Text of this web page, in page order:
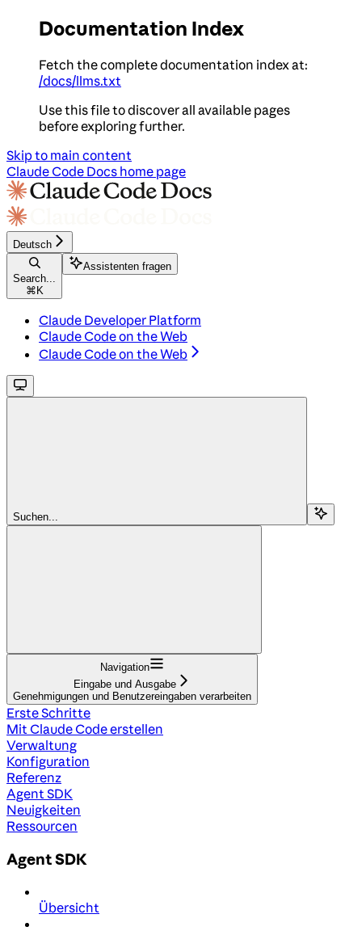
Documentation Index
Fetch the complete documentation index at:
/docs/llms.txt
Use this file to discover all available pages
before exploring further.
Skip to main content
Claude Code Docs home page
Deutsch
Search...
⌘ K
Assistenten fragen
Claude Developer Platform
Claude Code on the Web
Claude Code on the Web
Suchen...
Navigation
Eingabe und Ausgabe
Genehmigungen und Benutzereingaben verarbeiten
Erste Schritte
Mit Claude Code erstellen
Verwaltung
Konfiguration
Referenz
Agent SDK
Neuigkeiten
Ressourcen
Agent SDK
Übersicht